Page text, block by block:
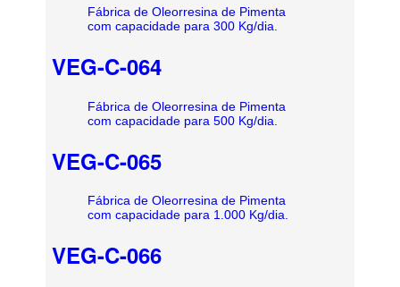
Fábrica de Oleorresina de Pimenta
com capacidade para 300 Kg/dia.
VEG-C-064
Fábrica de Oleorresina de Pimenta
com capacidade para 500 Kg/dia.
VEG-C-065
Fábrica de Oleorresina de Pimenta
com capacidade para 1.000 Kg/dia.
VEG-C-066